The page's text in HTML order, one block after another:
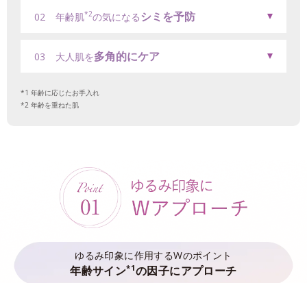
02 年齢肌*2の気になる シミを予防
03 大人肌を多角的にケア
年齢に応じたお手入れ
年齢を重ねた肌
ゆるみ印象に作用するWのポイント
年齢サイン*1の因子にアプローチ